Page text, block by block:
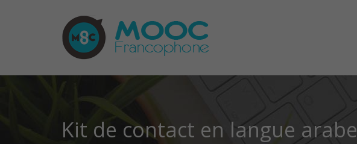
Kit de contact en langue arabe